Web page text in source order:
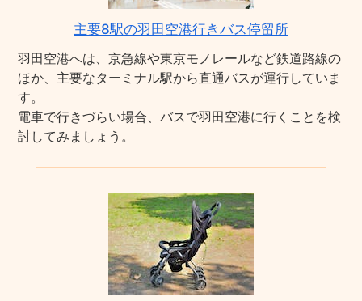
主要8駅の羽田空港行きバス停留所
羽田空港へは、京急線や東京モノレールなど鉄道路線の
ほか、主要なターミナル駅から直通バスが運行していま
す。
電車で行きづらい場合、バスで羽田空港に行くことを検
討してみましょう。